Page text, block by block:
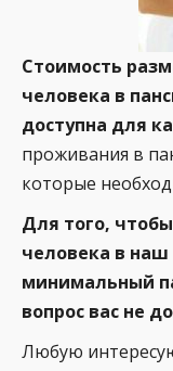
Стоимость
человека в
доступна для
проживания в
которые
Для того,
человека в наш
минимальный
вопрос вас не
Любую